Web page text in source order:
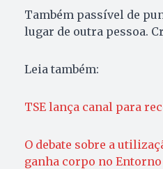
Também passível de
lugar de outra pessoa.
Leia também:
TSE lança canal para
O debate sobre a
ganha corpo no Entorno